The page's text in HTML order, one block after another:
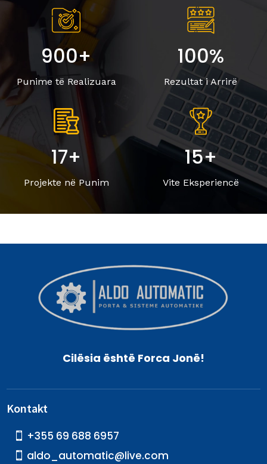
900+
Punime të Realizuara
100%
Rezultat i Arrirë
17+
Projekte në Punim
15+
Vite Eksperiencë
Cilësia është Forca Jonë!
Kontakt
+355 69 688 6957
aldo_automatic@live.com